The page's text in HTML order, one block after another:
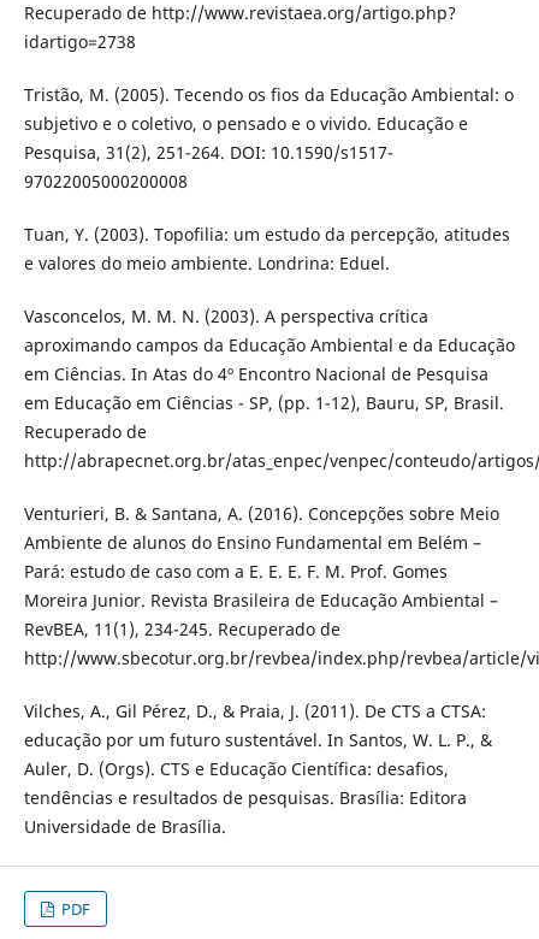
Recuperado de http://www.revistaea.org/artigo.php?
idartigo=2738
Tristão, M. (2005). Tecendo os fios da Educação Ambiental: o
subjetivo e o coletivo, o pensado e o vivido. Educação e
Pesquisa, 31(2), 251-264. DOI: 10.1590/s1517-
97022005000200008
Tuan, Y. (2003). Topofilia: um estudo da percepção, atitudes
e valores do meio ambiente. Londrina: Eduel.
Vasconcelos, M. M. N. (2003). A perspectiva crítica
aproximando campos da Educação Ambiental e da Educação
em Ciências. In Atas do 4º Encontro Nacional de Pesquisa
em Educação em Ciências - SP, (pp. 1-12), Bauru, SP, Brasil.
Recuperado de
http://abrapecnet.org.br/atas_enpec/venpec/conteudo/
Venturieri, B. & Santana, A. (2016). Concepções sobre Meio
Ambiente de alunos do Ensino Fundamental em Belém –
Pará: estudo de caso com a E. E. E. F. M. Prof. Gomes
Moreira Junior. Revista Brasileira de Educação Ambiental –
RevBEA, 11(1), 234-245. Recuperado de
http://www.sbecotur.org.br/revbea/index.php/revbea/article/
Vilches, A., Gil Pérez, D., & Praia, J. (2011). De CTS a CTSA:
educação por um futuro sustentável. In Santos, W. L. P., &
Auler, D. (Orgs). CTS e Educação Científica: desafios,
tendências e resultados de pesquisas. Brasília: Editora
Universidade de Brasília.
PDF